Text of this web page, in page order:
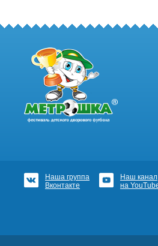
Наша группа
Вконтакте
Наш канал
на